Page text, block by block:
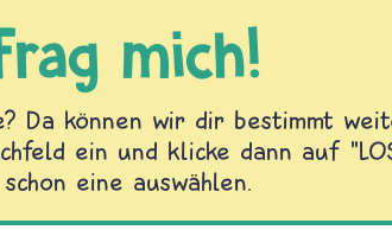
mich!
Da können wir dir bestimmt
ein und klicke dann auf
eine auswählen.